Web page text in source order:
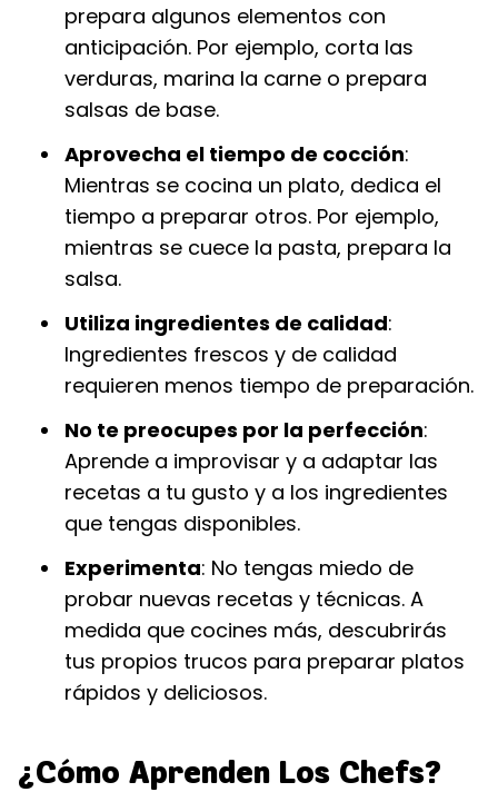
prepara algunos elementos con
anticipación. Por ejemplo, corta las
verduras, marina la carne o prepara
salsas de base.
Aprovecha el tiempo de cocción:
Mientras se cocina un plato, dedica el
tiempo a preparar otros. Por ejemplo,
mientras se cuece la pasta, prepara la
salsa.
Utiliza ingredientes de calidad:
Ingredientes frescos y de calidad
requieren menos tiempo de preparación.
No te preocupes por la perfección:
Aprende a improvisar y a adaptar las
recetas a tu gusto y a los ingredientes
que tengas disponibles.
Experimenta: No tengas miedo de
probar nuevas recetas y técnicas. A
medida que cocines más, descubrirás
tus propios trucos para preparar platos
rápidos y deliciosos.
¿Cómo Aprenden Los Chefs?